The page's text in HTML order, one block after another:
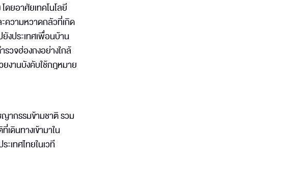
ยอาศัยเทคโนโลยี
ความหวาดกลัวที่เกิด
งประเทศเพื่อนบ้าน
วจฮ่องกงอย่างใกล้
งานบังคับใช้กฎหมาย
ากรรมข้ามชาติ รวม
ดินทางเข้ามาใน
เทศไทยในเวที